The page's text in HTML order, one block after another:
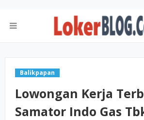
Balikpapan
Lowongan Kerja
Samator Indo Gas